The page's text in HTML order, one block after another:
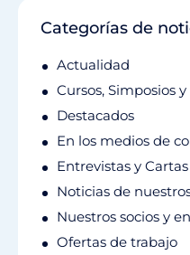
Categorías de
Actualidad
Cursos, Simposios
Destacados
En los medios de
Entrevistas y Cartas
Noticias de
Nuestros socios y
Ofertas de trabajo